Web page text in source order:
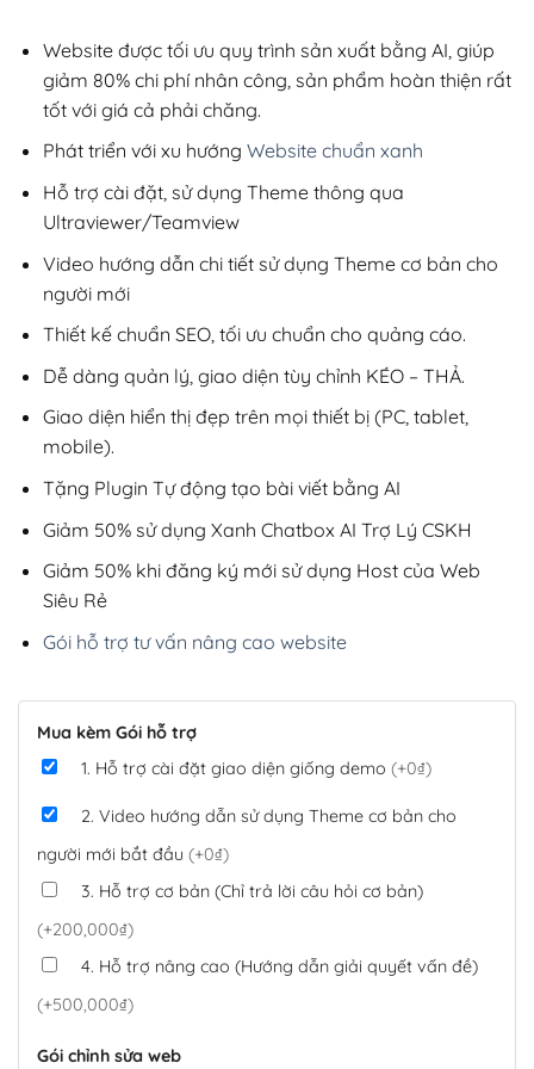
Website được tối ưu quy trình sản xuất bằng AI, giúp
giảm 80% chi phí nhân công, sản phẩm hoàn thiện rất
tốt với giá cả phải chăng.
Phát triển với xu hướng Website chuẩn xanh
Hỗ trợ cài đặt, sử dụng Theme thông qua
Ultraviewer/Teamview
Video hướng dẫn chi tiết sử dụng Theme cơ bản cho
người mới
Thiết kế chuẩn SEO, tối ưu chuẩn cho quảng cáo.
Dễ dàng quản lý, giao diện tùy chỉnh KÉO – THẢ.
Giao diện hiển thị đẹp trên mọi thiết bị (PC, tablet,
mobile).
Tặng Plugin Tự động tạo bài viết bằng AI
Giảm 50% sử dụng Xanh Chatbox AI Trợ Lý CSKH
Giảm 50% khi đăng ký mới sử dụng Host của Web
Siêu Rẻ
Gói hỗ trợ tư vấn nâng cao website
Mua kèm Gói hỗ trợ
1. Hỗ trợ cài đặt giao diện giống demo (+0₫)
2. Video hướng dẫn sử dụng Theme cơ bản cho
người mới bắt đầu (+0₫)
3. Hỗ trợ cơ bản (Chỉ trả lời câu hỏi cơ bản)
(+200,000₫)
4. Hỗ trợ nâng cao (Hướng dẫn giải quyết vấn đề)
(+500,000₫)
Gói chỉnh sửa web